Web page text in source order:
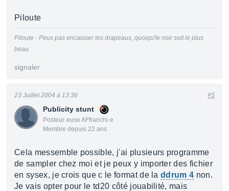
Piloute
Piloute - Peux pas encaisser les drapeaux, quoiqu'le noir soit le plus
beau
signaler
Publicity stunt
Posteur·euse AFfranchi·e
Membre depuis 22 ans
23 Juillet 2004 à 13:36 #5
Cela messemble possible, j'ai plusieurs programme
de sampler chez moi et je peux y importer des fichier
en sysex, je crois que c le format de laddrum 4 non.
Je vais opter pour le td20 côté jouabilité, mais